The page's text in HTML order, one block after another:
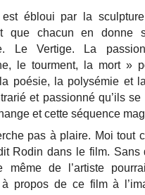
est ébloui par la
que chacun en donne
Le Vertige. La
le tourment, la mort »
poésie, la polysémie et
et passionné qu’ils
et cette séquence
pas à plaire. Moi tout
Rodin dans le film. Sans
même de l’artiste
à propos de ce film à